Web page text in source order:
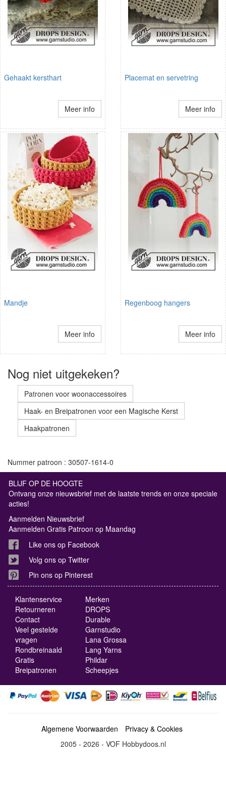
Gehaakt kersthart
Meer info
Placemat en servetring
Meer info
Mandje
Meer info
Regenboog hangers
Meer info
Nog niet uitgekeken?
Patronen voor woonaccessoires
Haak- en Breipatronen voor een Magische Kerst
Haakpatronen
Nummer patroon : 30507-1614-0
BLIJF OP DE HOOGTE
Ontvang onze nieuwsbrief met de laatste trends en onze speciale
acties!
Aanmelden Nieuwsbrief
Aanmelden Gratis Patroon op Maandag
Like ons op Facebook
Volg ons op Twitter
Pin ons op Pinterest
Klantenservice
Retourneren
Contact
Veel gestelde
vragen
Rondbreinaald
Gratis
Breipatronen
Merken
DROPS
Durable
Garnstudio
Lana Grossa
Lang Yarns
Phildar
Scheepjes
Algemene Voorwaarden
Privacy & Cookies
2005 - 2026 - VOF Hobbydoos.nl